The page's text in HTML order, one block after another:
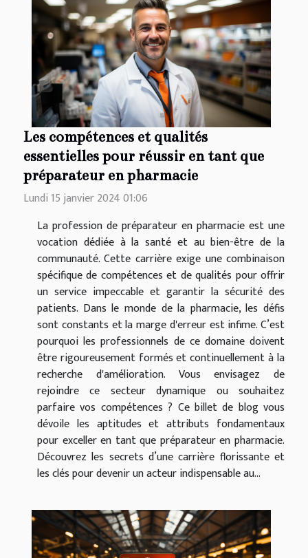
Les compétences et qualités
essentielles pour réussir en tant que
préparateur en pharmacie
Lundi 15 janvier 2024 01:06
La profession de préparateur en pharmacie est une
vocation dédiée à la santé et au bien-être de la
communauté. Cette carrière exige une combinaison
spécifique de compétences et de qualités pour offrir
un service impeccable et garantir la sécurité des
patients. Dans le monde de la pharmacie, les défis
sont constants et la marge d'erreur est infime. C’est
pourquoi les professionnels de ce domaine doivent
être rigoureusement formés et continuellement à la
recherche d'amélioration. Vous envisagez de
rejoindre ce secteur dynamique ou souhaitez
parfaire vos compétences ? Ce billet de blog vous
dévoile les aptitudes et attributs fondamentaux
pour exceller en tant que préparateur en pharmacie.
Découvrez les secrets d’une carrière florissante et
les clés pour devenir un acteur indispensable au...